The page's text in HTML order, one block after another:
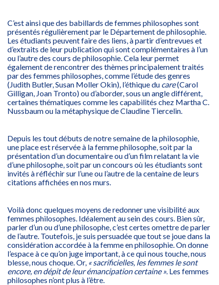
C’est ainsi que des babillards de femmes philosophes sont
présentés régulièrement par le Département de philosophie.
Les étudiants peuvent faire des liens, à partir d’entrevues et
d’extraits de leur publication qui sont complémentaires à l’un
ou l’autre des cours de philosophie. Cela leur permet
également de rencontrer des thèmes principalement traités
par des femmes philosophes, comme l’étude des genres
(Judith Butler, Susan Moller Okin), l’éthique du care(Carol
Gilligan, Joan Tronto) ou d’aborder, sous un angle différent,
certaines thématiques comme les capabilités chez Martha C.
Nussbaum ou la métaphysique de Claudine Tiercelin.
Depuis les tout débuts de notre semaine de la philosophie,
une place est réservée à la femme philosophe, soit par la
présentation d’un documentaire ou d’un film relatant la vie
d’une philosophe, soit par un concours où les étudiants sont
invités à réfléchir sur l’une ou l’autre de la centaine de leurs
citations affichées en nos murs.
Voilà donc quelques moyens de redonner une visibilité aux
femmes philosophes. Idéalement au sein des cours. Bien sûr,
parler d’un ou d’une philosophe, c’est certes omettre de parler
de l’autre. Toutefois, je suis persuadée que tout se joue dans la
considération accordée à la femme en philosophie. On donne
l’espace à ce qu’on juge important, à ce qui nous touche, nous
blesse, nous choque. Or, « sacrificielles, les femmes le sont
encore, en dépit de leur émancipation certaine ». Les femmes
philosophes n’ont plus à l’être.